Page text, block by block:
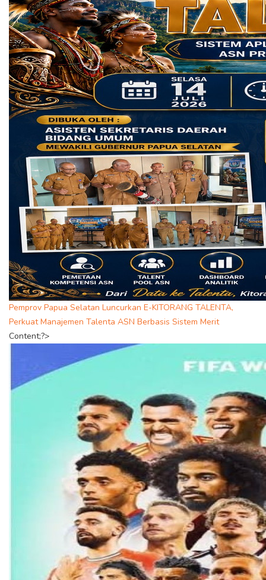
Pemprov Papua Selatan Luncurkan E-KITORANG TALENTA,
Perkuat Manajemen Talenta ASN Berbasis Sistem Merit
Content;?>